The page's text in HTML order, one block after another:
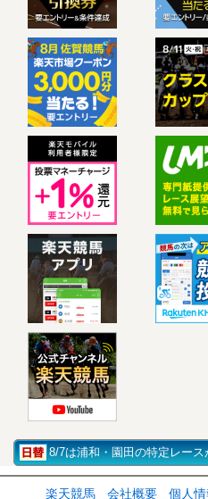
8/7は浦和・園田の特定レース
楽天競馬 会社概要 個人